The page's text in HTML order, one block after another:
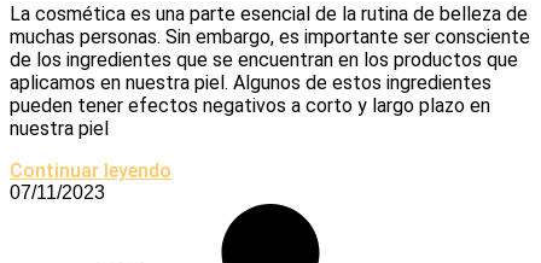
La cosmética es una parte esencial de la rutina de belleza de
muchas personas. Sin embargo, es importante ser consciente
de los ingredientes que se encuentran en los productos que
aplicamos en nuestra piel. Algunos de estos ingredientes
pueden tener efectos negativos a corto y largo plazo en
nuestra piel
Continuar leyendo
07/11/2023